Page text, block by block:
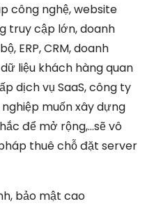
công nghệ, website
truy cập lớn, doanh
ERP, CRM, doanh
liệu khách hàng quan
dịch vụ SaaS, công ty
muốn xây dựng
để mở rộng,…sẽ vô
thuê chỗ đặt server
bảo mật cao